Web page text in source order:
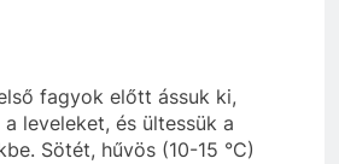
fagyok előtt ássuk ki,
leveleket, és ültessük a
Sötét, hűvös (10-15 °C)